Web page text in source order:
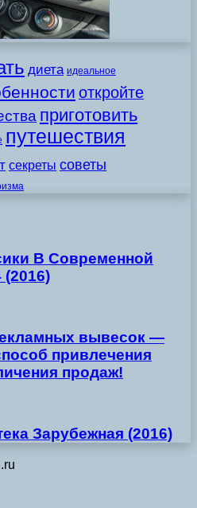
диета идеальное
откройте
приготовить
путешествия
секреты советы
В Современной
(2016)
вывесок —
привлечения
продаж!
Зарубежная (2016)